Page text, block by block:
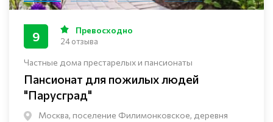
Частные дома престарелых и пансионаты
Пансионат для пожилых людей
"Парусград"
Москва, поселение Филимонковское, деревня
9 Превосходно
24 отзыва